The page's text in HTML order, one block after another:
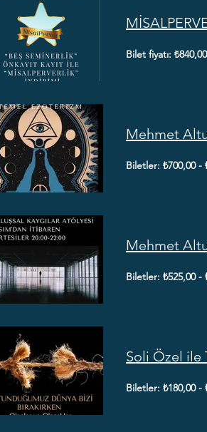
Bilet fiyatı: ₺840,00
Mehmet
Biletler: ₺700,00 -
Mehmet
Biletler: ₺525,00 -
Soli Özel ile
Biletler: ₺180,00 -